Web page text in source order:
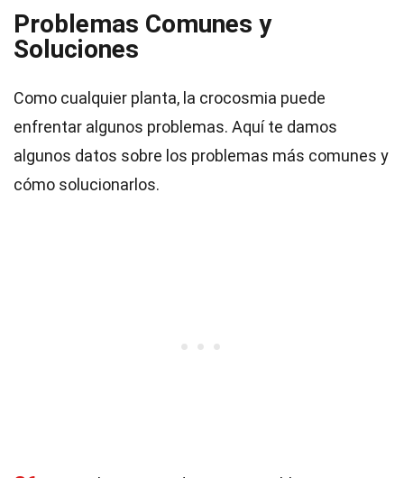
Problemas Comunes y
Soluciones
Como cualquier planta, la crocosmia puede
enfrentar algunos problemas. Aquí te damos
algunos datos sobre los problemas más comunes y
cómo solucionarlos.